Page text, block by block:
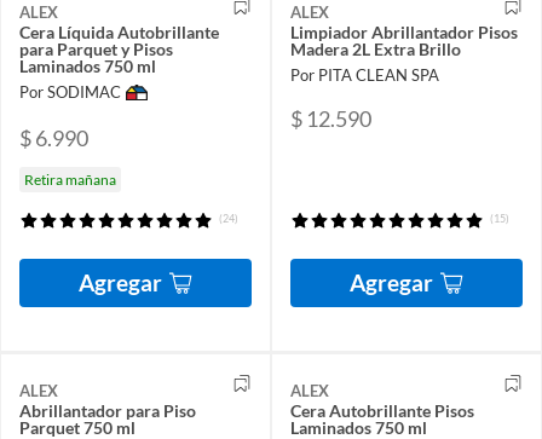
ALEX
Cera Líquida Autobrillante
para Parquet y Pisos
Laminados 750 ml
Por SODIMAC
$ 6.990
Retira mañana
(24)
Agregar
ALEX
Limpiador Abrillantador Pisos
Madera 2L Extra Brillo
Por PITA CLEAN SPA
$ 12.590
(15)
Agregar
ALEX
Abrillantador para Piso
Parquet 750 ml
ALEX
Cera Autobrillante Pisos
Laminados 750 ml